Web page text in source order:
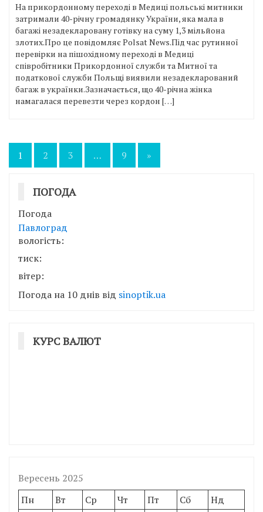
На прикордонному переході в Медиці польські митники
затримали 40-річну громадянку України, яка мала в
багажі незадекларовану готівку на суму 1,3 мільйона
злотих.Про це повідомляє Polsat News.Під час рутинної
перевірки на пішохідному переході в Медиці
співробітники Прикордонної служби та Митної та
податкової служби Польщі виявили незадекларований
багаж в українки.Зазначається, що 40-річна жінка
намагалася перевезти через кордон […]
Пагінація
1 2 3 … 9 »
ПОГОДА
Погода
Павлоград
вологість:
тиск:
вітер:
Погода на 10 днів від sinoptik.ua
КУРС ВАЛЮТ
Вересень 2025
Пн
Вт Ср Чт Пт Сб
Нд